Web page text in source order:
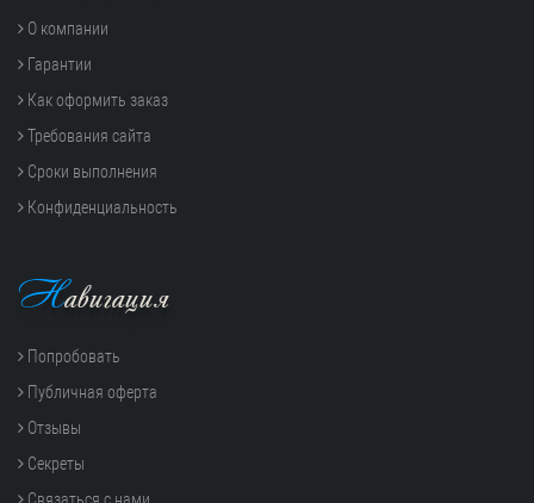
О компании
Гарантии
Как оформить заказ
Требования сайта
Сроки выполнения
Конфиденциальность
Навигация
Попробовать
Публичная оферта
Отзывы
Секреты